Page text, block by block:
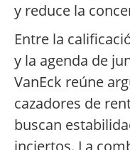
y reduce la
Entre la
y la agenda de
VanEck reúne
cazadores de
buscan